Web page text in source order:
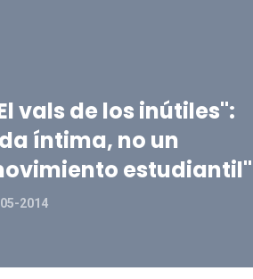
vals de los inútiles":
íntima, no un
estudiantil"
2014